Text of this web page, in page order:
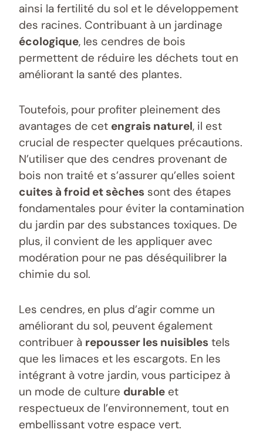
ainsi la fertilité du sol et le développement
des racines. Contribuant à un jardinage
écologique, les cendres de bois
permettent de réduire les déchets tout en
améliorant la santé des plantes.
Toutefois, pour profiter pleinement des
avantages de cet engrais naturel, il est
crucial de respecter quelques précautions.
N’utiliser que des cendres provenant de
bois non traité et s’assurer qu’elles soient
cuites à froid et sèches sont des étapes
fondamentales pour éviter la contamination
du jardin par des substances toxiques. De
plus, il convient de les appliquer avec
modération pour ne pas déséquilibrer la
chimie du sol.
Les cendres, en plus d’agir comme un
améliorant du sol, peuvent également
contribuer à repousser les nuisibles tels
que les limaces et les escargots. En les
intégrant à votre jardin, vous participez à
un mode de culture durable et
respectueux de l’environnement, tout en
embellissant votre espace vert.